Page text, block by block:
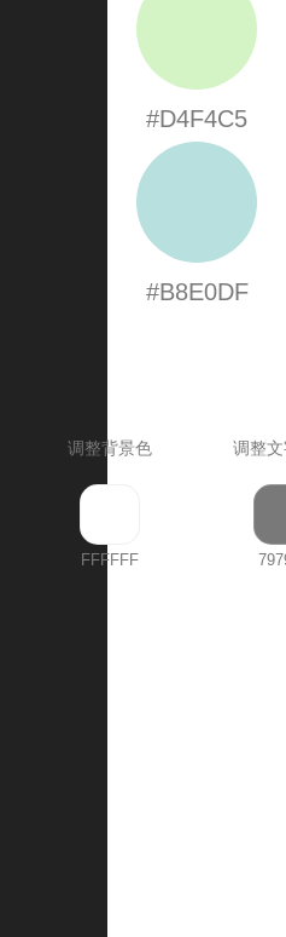
#D4F4C5
#B8E0DF
调整背景色 调整